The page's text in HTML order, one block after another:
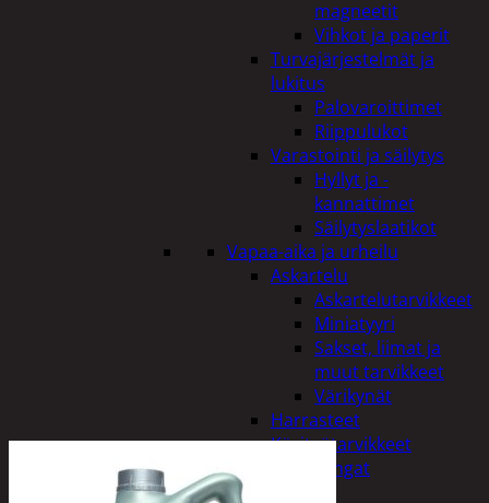
magneetit
Vihkot ja paperit
Turvajärjestelmät ja
lukitus
Palovaroittimet
Riippulukot
Varastointi ja säilytys
Hyllyt ja -
kannattimet
Säilytyslaatikot
Vapaa-aika ja urheilu
Askartelu
Askartelutarvikkeet
Miniatyyri
Sakset, liimat ja
muut tarvikkeet
Värikynät
Harrasteet
Käsityötarvikkeet
Langat